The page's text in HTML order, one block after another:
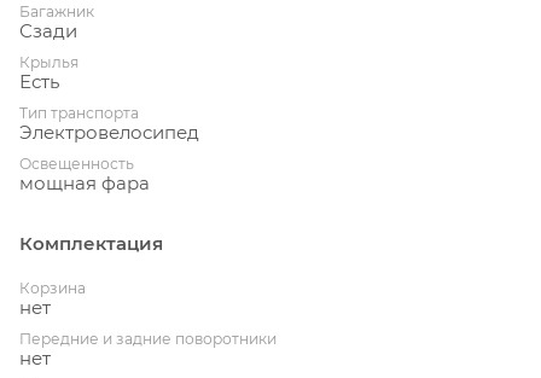
Багажник
Сзади
Крылья
Есть
Тип транспорта
Электровелосипед
Освещенность
мощная фара
Комплектация
Корзина
нет
Передние и задние поворотники
нет